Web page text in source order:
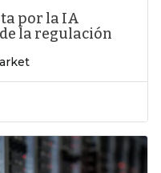
por la IA
la regulación